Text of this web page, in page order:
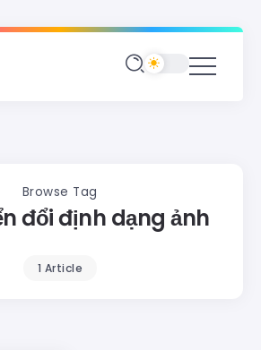
Browse Tag
đổi định dạng ảnh
1 Article